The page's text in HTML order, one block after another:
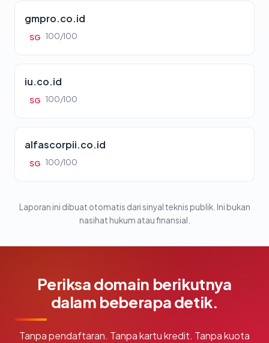
gmpro.co.id
SG 100/100
iu.co.id
SG 100/100
alfascorpii.co.id
SG 100/100
Laporan ini dibuat otomatis dari sinyal teknis publik. Ini bukan
nasihat hukum atau finansial.
Periksa domain berikutnya
dalam beberapa detik.
Tanpa pendaftaran. Tanpa kartu kredit. Tanpa kuota